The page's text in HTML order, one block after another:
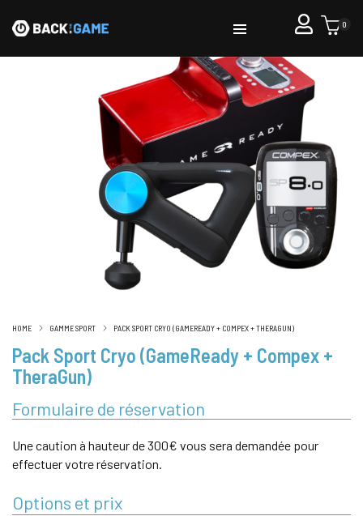
0
HOME GAMME SPORT PACK SPORT CRYO (GAMEREADY + COMPEX + THERAGUN)
Pack Sport Cryo (GameReady + Compex +
TheraGun)
Formulaire de réservation
Une caution à hauteur de 300€ vous sera demandée pour
effectuer votre réservation.
Options et prix